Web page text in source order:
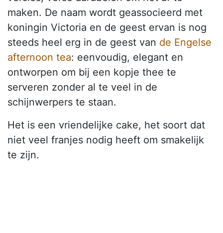
maken. De naam wordt geassocieerd met
koningin Victoria en de geest ervan is nog
steeds heel erg in de geest van de Engelse
afternoon tea: eenvoudig, elegant en
ontworpen om bij een kopje thee te
serveren zonder al te veel in de
schijnwerpers te staan.
Het is een vriendelijke cake, het soort dat
niet veel franjes nodig heeft om smakelijk
te zijn.